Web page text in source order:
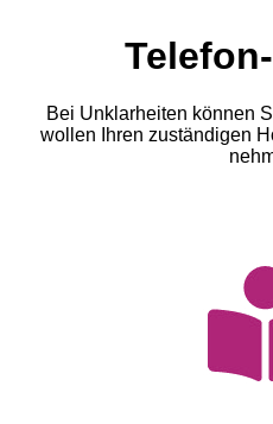
Bei Unklarheiten können
wollen Ihren zuständigen